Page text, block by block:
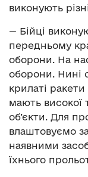
виконують
— Бійці
передньому
оборони. На
оборони. Нині
крилаті
мають високої
об’єкти. Для
влаштовуємо
наявними
їхнього